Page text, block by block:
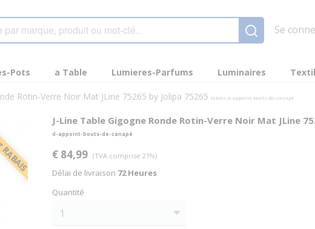
Se
Pots a Table Lumieres-Parfums Luminaires
Rotin-Verre Noir Mat JLine 75265 by Jolipa 75265 tables-d-appoint-bouts-de-canapé
J-Line Table Gigogne Ronde Rotin-Verre Noir Mat JLine
d-appoint-bouts-de-canapé
€ 84,99 (TVA comprise 21%)
Délai de livraison 72 Heures
Quantité